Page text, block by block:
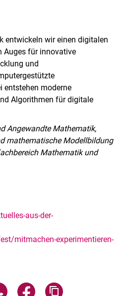
entwickeln wir einen digitalen
Auges für innovative
und
entstehen moderne
Algorithmen für digitale
Angewandte Mathematik,
mathematische Modellbildung
Mathematik und
aus-der-
mitmachen-experimentieren-
über E-Mail teilen
Seite über WhatsApp teilen
Seite über Facebook